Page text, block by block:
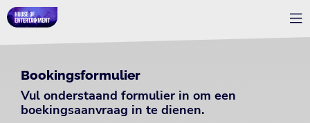
Bookingsformulier
Vul onderstaand formulier in om een
boekingsaanvraag in te dienen.